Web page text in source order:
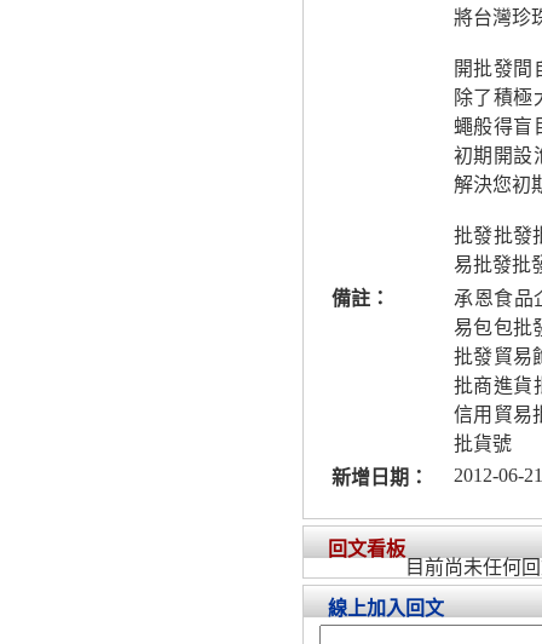
將台灣珍
開批發間
除了積極
蠅般得盲
初期開設
解決您初
批發批發
易批發批
備註：
承恩食品
易包包批
批發貿易
批商進貨
信用貿易
批貨號
新增日期：
2012-06-
回文看板
目前尚未任何
線上加入回文